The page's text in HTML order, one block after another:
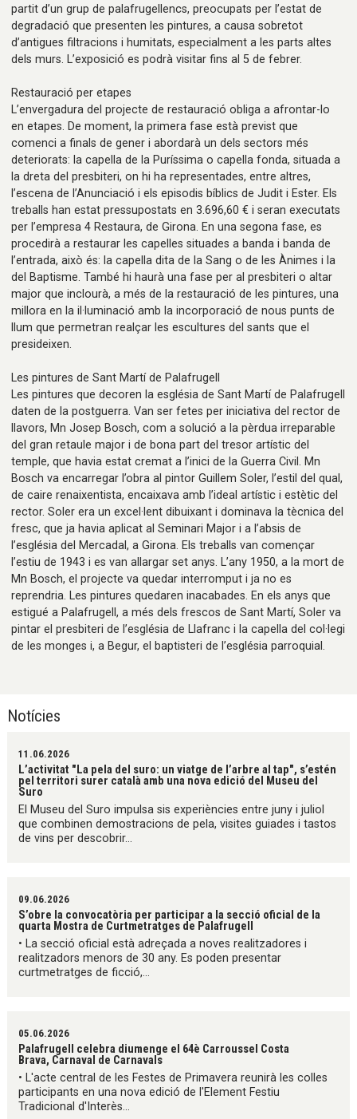
partit d’un grup de palafrugellencs, preocupats per l’estat de
degradació que presenten les pintures, a causa sobretot
d’antigues filtracions i humitats, especialment a les parts altes
dels murs. L’exposició es podrà visitar fins al 5 de febrer.
Restauració per etapes
L’envergadura del projecte de restauració obliga a afrontar-lo
en etapes. De moment, la primera fase està previst que
comenci a finals de gener i abordarà un dels sectors més
deteriorats: la capella de la Puríssima o capella fonda, situada a
la dreta del presbiteri, on hi ha representades, entre altres,
l’escena de l’Anunciació i els episodis bíblics de Judit i Ester. Els
treballs han estat pressupostats en 3.696,60 € i seran executats
per l’empresa 4 Restaura, de Girona. En una segona fase, es
procedirà a restaurar les capelles situades a banda i banda de
l’entrada, això és: la capella dita de la Sang o de les Ànimes i la
del Baptisme. També hi haurà una fase per al presbiteri o altar
major que inclourà, a més de la restauració de les pintures, una
millora en la il·luminació amb la incorporació de nous punts de
llum que permetran realçar les escultures del sants que el
presideixen.
Les pintures de Sant Martí de Palafrugell
Les pintures que decoren la església de Sant Martí de Palafrugell
daten de la postguerra. Van ser fetes per iniciativa del rector de
llavors, Mn Josep Bosch, com a solució a la pèrdua irreparable
del gran retaule major i de bona part del tresor artístic del
temple, que havia estat cremat a l’inici de la Guerra Civil. Mn
Bosch va encarregar l’obra al pintor Guillem Soler, l’estil del qual,
de caire renaixentista, encaixava amb l’ideal artístic i estètic del
rector. Soler era un excel·lent dibuixant i dominava la tècnica del
fresc, que ja havia aplicat al Seminari Major i a l’absis de
l’església del Mercadal, a Girona. Els treballs van començar
l’estiu de 1943 i es van allargar set anys. L’any 1950, a la mort de
Mn Bosch, el projecte va quedar interromput i ja no es
reprendria. Les pintures quedaren inacabades. En els anys que
estigué a Palafrugell, a més dels frescos de Sant Martí, Soler va
pintar el presbiteri de l’església de Llafranc i la capella del col·legi
de les monges i, a Begur, el baptisteri de l’església parroquial.
Notícies
11.06.2026
L’activitat "La pela del suro: un viatge de l’arbre al tap", s’estén
pel territori surer català amb una nova edició del Museu del
Suro
El Museu del Suro impulsa sis experiències entre juny i juliol
que combinen demostracions de pela, visites guiades i tastos
de vins per descobrir...
09.06.2026
S’obre la convocatòria per participar a la secció oficial de la
quarta Mostra de Curtmetratges de Palafrugell
• La secció oficial està adreçada a noves realitzadores i
realitzadors menors de 30 any. Es poden presentar
curtmetratges de ficció,...
05.06.2026
Palafrugell celebra diumenge el 64è Carroussel Costa
Brava, Carnaval de Carnavals
• L'acte central de les Festes de Primavera reunirà les colles
participants en una nova edició de l'Element Festiu
Tradicional d'Interès...